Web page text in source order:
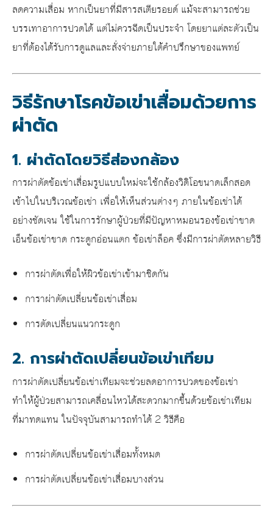
ลดความเสื่อม หากเป็นยาที่มีสารสเตียรอยด์ แม้จะสามารถช่วย
บรรเทาอาการปวดได้ แต่ไม่ควรฉีดเป็นประจำ โดยยาแต่ละตัวเป็น
ยาที่ต้องได้รับการดูแลและสั่งจ่ายภายใต้คำปรึกษาของแพทย์
วิธีรักษาโรคข้อเข่าเสื่อมด้วยการ
ผ่าตัด
1. ผ่าตัดโดยวิธีส่องกล้อง
การผ่าตัดข้อเข่าเสื่อมรูปแบบใหม่จะใช้กล้องวิดิโอขนาดเล็กสอด
เข้าไปในบริเวณข้อเข่า เพื่อให้เห็นส่วนต่างๆ ภายในข้อเข่าได้
อย่างชัดเจน ใช้ในการรักษาผู้ป่วยที่มีปัญหาหมอนรองข้อเข่าขาด
เอ็นข้อเข่าขาด กระดูกอ่อนแตก ข้อเข่าล็อค ซึ่งมีการผ่าตัดหลายวิธี
การผ่าตัดเพื่อให้ผิวข้อเข่าเข้ามาชิดกัน
การาผ่าตัดเปลี่ยนข้อเข่าเสื่อม
การตัดเปลี่ยนแนวกระดูก
2. การผ่าตัดเปลี่ยนข้อเข่าเทียม
การผ่าตัดเปลี่ยนข้อเข่าเทียมจะช่วยลดอาการปวดของข้อเข่า
ทำให้ผู้ป่วยสามารถเคลื่อนไหวได้สะดวกมากขึ้นด้วยข้อเข่าเทียม
ที่มาทดแทน ในปัจจุบันสามารถทำได้ 2 วิธีคือ
การผ่าตัดเปลี่ยนข้อเข่าเสื่อมทั้งหมด
การผ่าตัดเปลี่ยนข้อเข่าเสื่อมบางส่วน